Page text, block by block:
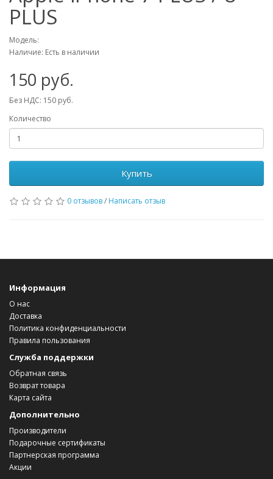
PLUS
Модель:
Наличие: Есть в наличии
150 руб.
Без НДС: 150 руб.
Количество
Купить
0 отзывов/ Написать отзыв
Информация
О нас
Доставка
Политика конфиденциальности
Правила пользования
Служба поддержки
Обратная связь
Возврат товара
Карта сайта
Дополнительно
Производители
Подарочные сертификаты
Партнерская программа
Акции